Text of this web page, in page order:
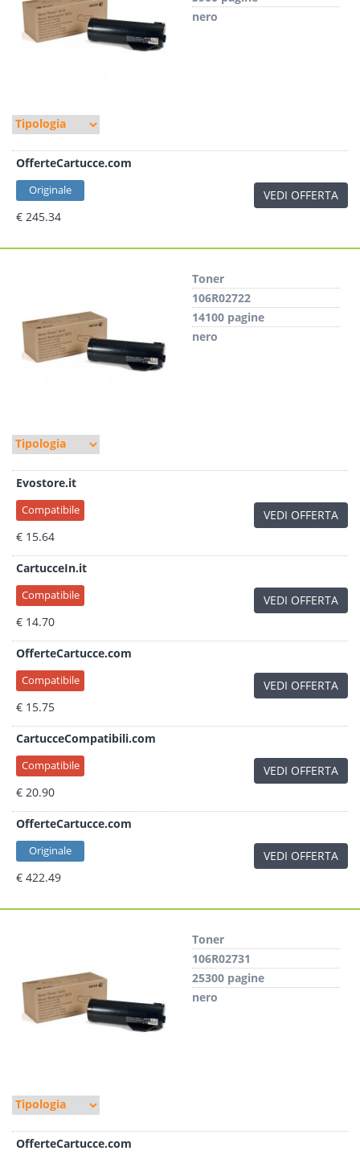
nero
OfferteCartucce.com
Originale
€ 245.34
VEDI OFFERTA
Toner
106R02722
14100 pagine
nero
Evostore.it
Compatibile
€ 15.64
VEDI OFFERTA
CartucceIn.it
Compatibile
€ 14.70
VEDI OFFERTA
OfferteCartucce.com
Compatibile
€ 15.75
VEDI OFFERTA
CartucceCompatibili.com
Compatibile
€ 20.90
VEDI OFFERTA
OfferteCartucce.com
Originale
€ 422.49
VEDI OFFERTA
Toner
106R02731
25300 pagine
nero
OfferteCartucce.com